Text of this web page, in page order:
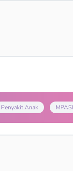
Penyakit Anak MPASI